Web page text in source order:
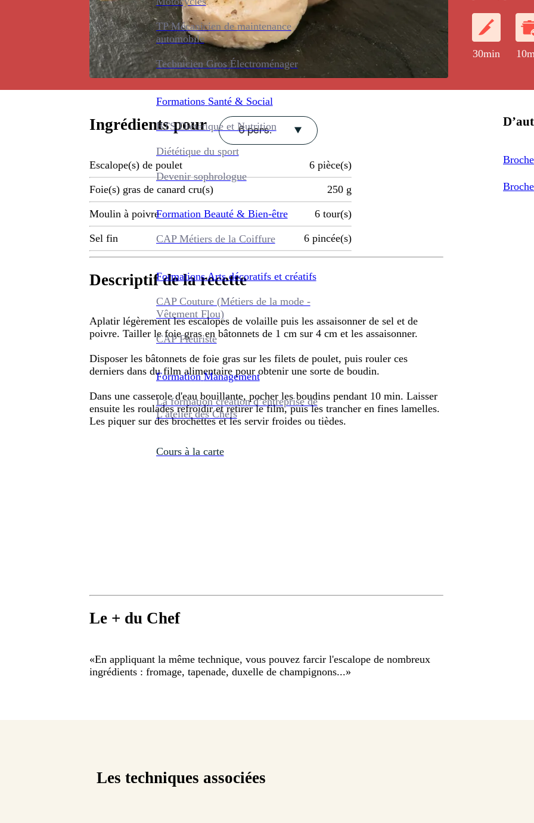
TP Mécanicien de maintenance
automobile
Technicien Gros Électroménager
Formations Santé & Social
BTS Diététique et Nutrition
Diététique du sport
Devenir sophrologue
Formation Beauté & Bien-être
CAP Métiers de la Coiffure
Formations Arts décoratifs et créatifs
CAP Couture (Métiers de la mode -
Vêtement Flou)
CAP Fleuriste
Formation Management
La formation création d’entreprise de
L’atelier des Chefs
Cours à la carte
30min
Ingrédients pour 6 pers.
Escalope(s) de poulet 6 pièce(s)
Foie(s) gras de canard cru(s) 250 g
Moulin à poivre 6 tour(s)
Sel fin 6 pincée(s)
Descriptif de la recette
Aplatir légèrement les escalopes de volaille puis les assaisonner de sel et de
poivre. Tailler le foie gras en bâtonnets de 1 cm sur 4 cm et les assaisonner.
Disposer les bâtonnets de foie gras sur les filets de poulet, puis rouler ces
derniers dans du film alimentaire pour obtenir une sorte de boudin.
Dans une casserole d'eau bouillante, pocher les boudins pendant 10 min. Laisser
ensuite les roulades refroidir et retirer le film, puis les trancher en fines lamelles.
Les piquer sur des brochettes et les servir froides ou tièdes.
Le + du Chef
«En appliquant la même technique, vous pouvez farcir l'escalope de nombreux
ingrédients : fromage, tapenade, duxelle de champignons...»
Les techniques associées